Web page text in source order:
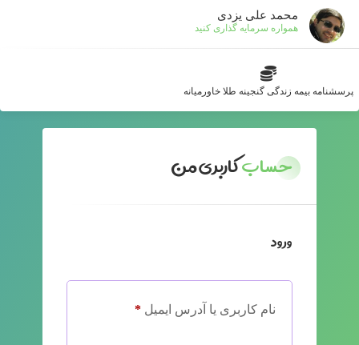
محمد علی یزدی
همواره سرمایه گذاری کنید
پرسشنامه بیمه زندگی گنجینه طلا خاورمیانه
حسابکاربری من
ورود
نام کاربری یا آدرس ایمیل *الزامی